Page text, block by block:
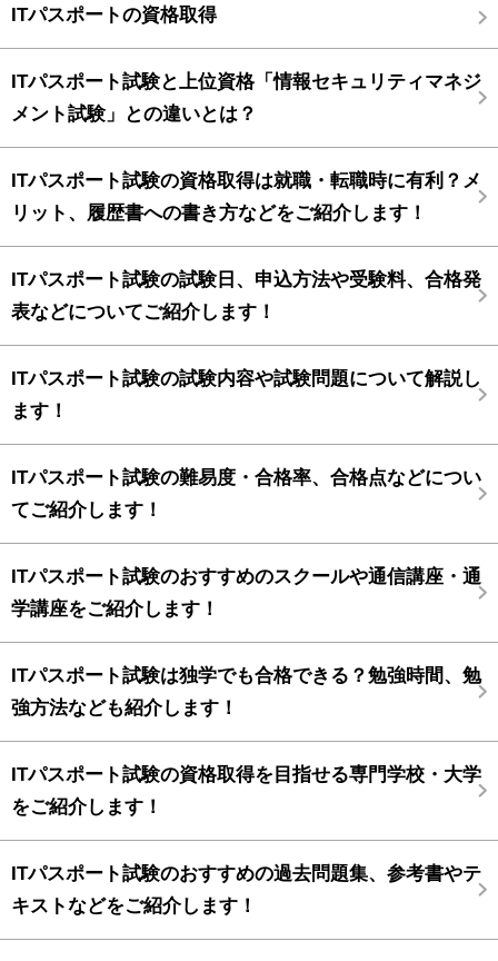
ITパスポートの資格取得
ITパスポート試験と上位資格「情報セキュリティマネジ
メント試験」との違いとは？
ITパスポート試験の資格取得は就職・転職時に有利？メ
リット、履歴書への書き方などをご紹介します！
ITパスポート試験の試験日、申込方法や受験料、合格発
表などについてご紹介します！
ITパスポート試験の試験内容や試験問題について解説し
ます！
ITパスポート試験の難易度・合格率、合格点などについ
てご紹介します！
ITパスポート試験のおすすめのスクールや通信講座・通
学講座をご紹介します！
ITパスポート試験は独学でも合格できる？勉強時間、勉
強方法なども紹介します！
ITパスポート試験の資格取得を目指せる専門学校・大学
をご紹介します！
ITパスポート試験のおすすめの過去問題集、参考書やテ
キストなどをご紹介します！